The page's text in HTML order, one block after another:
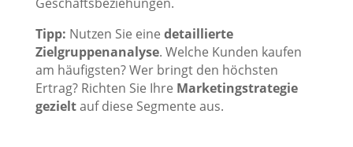
Tipp: Nutzen Sie eine detaillierte
Zielgruppenanalyse. Welche Kunden kaufen
am häufigsten? Wer bringt den höchsten
Ertrag? Richten Sie Ihre Marketingstrategie
gezieltauf diese Segmente aus.